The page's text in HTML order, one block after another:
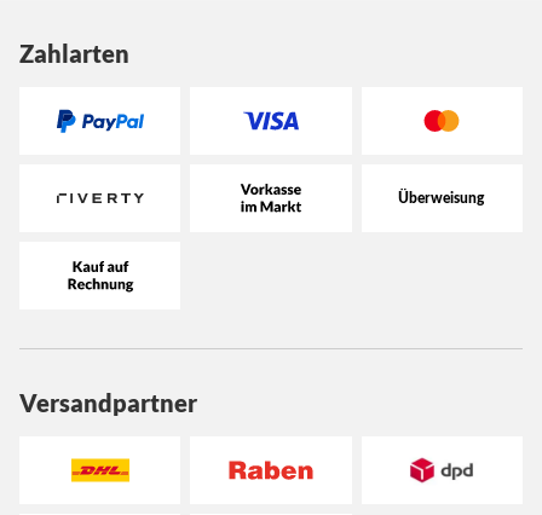
Zahlarten
Versandpartner